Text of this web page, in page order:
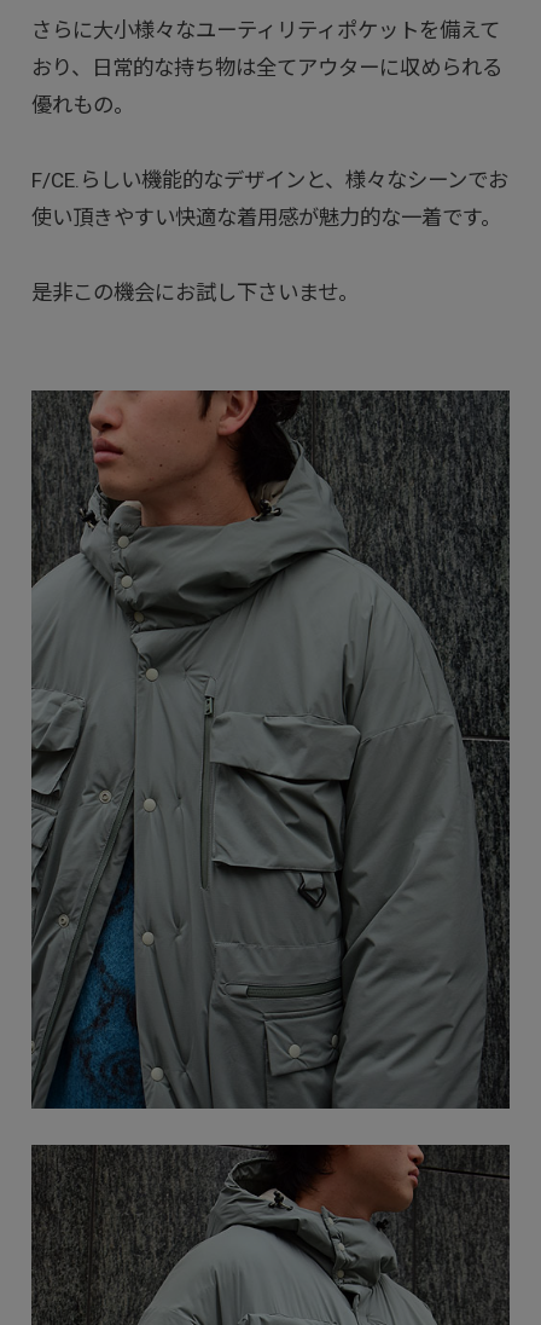
さらに大小様々なユーティリティポケットを備えて
おり、日常的な持ち物は全てアウターに収められる
優れもの。
F/CE.らしい機能的なデザインと、様々なシーンでお
使い頂きやすい快適な着用感が魅力的な一着です。
是非この機会にお試し下さいませ。